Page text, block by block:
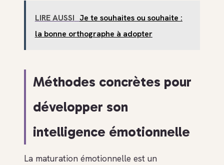
LIRE AUSSI Je te souhaites ou souhaite :
la bonne orthographe à adopter
Méthodes concrètes pour
développer son
intelligence émotionnelle
La maturation émotionnelle est un